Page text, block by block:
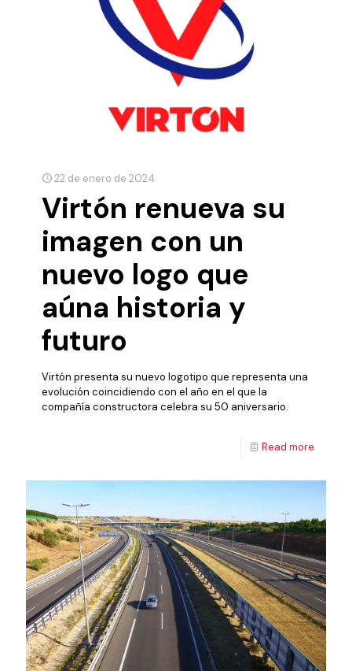
22 de enero de 2024
Virtón renueva su
imagen con un
nuevo logo que
aúna historia y
futuro
Virtón presenta su nuevo logotipo que representa una
evolución coincidiendo con el año en el que la
compañía constructora celebra su 50 aniversario.
Read more